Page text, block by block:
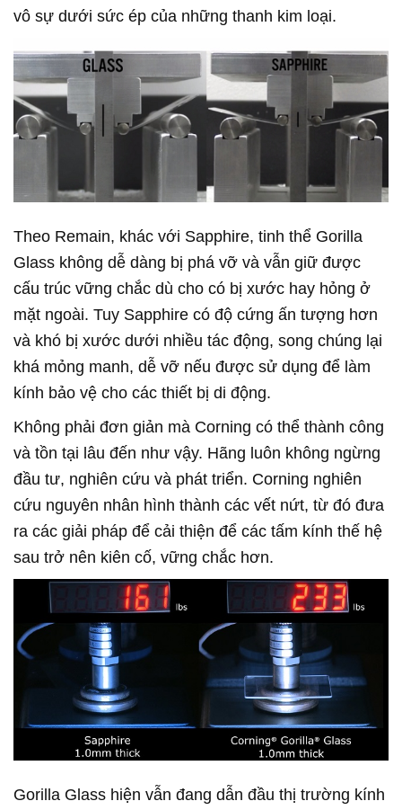
vô sự dưới sức ép của những thanh kim loại.
Theo Remain, khác với Sapphire, tinh thể Gorilla
Glass không dễ dàng bị phá vỡ và vẫn giữ được
cấu trúc vững chắc dù cho có bị xước hay hỏng ở
mặt ngoài. Tuy Sapphire có độ cứng ấn tượng hơn
và khó bị xước dưới nhiều tác động, song chúng lại
khá mỏng manh, dễ vỡ nếu được sử dụng để làm
kính bảo vệ cho các thiết bị di động.
Không phải đơn giản mà Corning có thể thành công
và tồn tại lâu đến như vậy. Hãng luôn không ngừng
đầu tư, nghiên cứu và phát triển. Corning nghiên
cứu nguyên nhân hình thành các vết nứt, từ đó đưa
ra các giải pháp để cải thiện để các tấm kính thế hệ
sau trở nên kiên cố, vững chắc hơn.
Gorilla Glass hiện vẫn đang dẫn đầu thị trường kính